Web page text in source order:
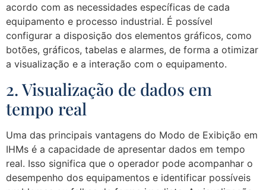
acordo com as necessidades específicas de cada
equipamento e processo industrial. É possível
configurar a disposição dos elementos gráficos, como
botões, gráficos, tabelas e alarmes, de forma a otimizar
a visualização e a interação com o equipamento.
2. Visualização de dados em
tempo real
Uma das principais vantagens do Modo de Exibição em
IHMs é a capacidade de apresentar dados em tempo
real. Isso significa que o operador pode acompanhar o
desempenho dos equipamentos e identificar possíveis